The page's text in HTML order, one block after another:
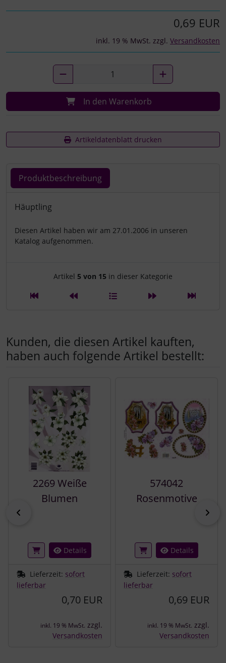
0,69 EUR
inkl. 19 % MwSt. zzgl. Versandkosten
In den Warenkorb
Artikeldatenblatt drucken
Produktbeschreibung
Produktbeschreibung
Häuptling
Diesen Artikel haben wir am 27.01.2006 in unseren
Katalog aufgenommen.
Artikelnavigation innerhalb
Artikel 5 von 15 in dieser Kategorie
Kunden, die diesen Artikel kauften,
haben auch folgende Artikel bestellt:
2269 Weiße
Blumen
Details
Lieferzeit: sofort
lieferbar
0,70 EUR
inkl. 19 % MwSt. zzgl.
Versandkosten
574042
Rosenmotive
Details
Lieferzeit: sofort
lieferbar
0,69 EUR
inkl. 19 % MwSt. zzgl.
Versandkosten